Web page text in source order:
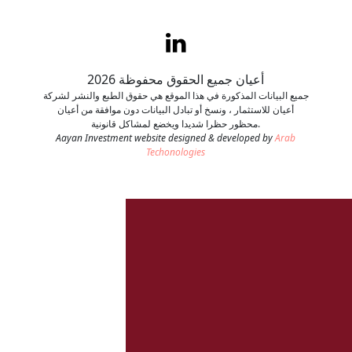
أعيان جميع الحقوق محفوظة 2026
جميع البيانات المذكورة في هذا الموقع هي حقوق الطبع والنشر لشركة
أعيان للاستثمار ، ونسخ أو تبادل البيانات دون موافقة من أعيان
محظور حظرا شديدا ويخضع لمشاكل قانونية.
Aayan Investment website designed & developed byArab
Techonologies